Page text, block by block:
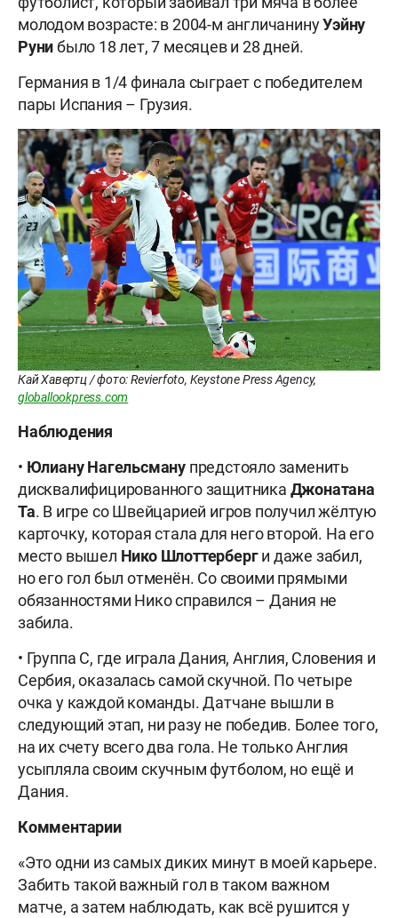
молодом возрасте: в 2004-м англичанинуУэйну
Рунибыло 18 лет, 7 месяцев и 28 дней.
Германия в 1/4 финала сыграет с победителем
пары Испания – Грузия.
Кай Хавертц / фото: Revierfoto, Keystone Press Agency,
globallookpress.com
Наблюдения
• ЮлиануНагельсману предстояло заменить
дисквалифицированного защитника Джонатана
Та. В игре со Швейцарией игров получил жёлтую
карточку, которая стала для него второй. На его
место вышел Нико Шлоттерберги даже забил,
но его гол был отменён. Со своими прямыми
обязанностями Нико справился – Дания не
забила.
• Группа С, где играла Дания, Англия, Словения и
Сербия, оказалась самой скучной. По четыре
очка у каждой команды. Датчане вышли в
следующий этап, ни разу не победив. Более того,
на их счету всего два гола. Не только Англия
усыпляла своим скучным футболом, но ещё и
Дания.
Комментарии
«Это одни из самых диких минут в моей карьере.
Забить такой важный гол в таком важном
матче, а затем наблюдать, как всё рушится у